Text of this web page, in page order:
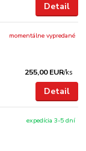
Detail
255,00 EUR/ks
momentálne vypredané
Detail
expedícia 3-5 dní